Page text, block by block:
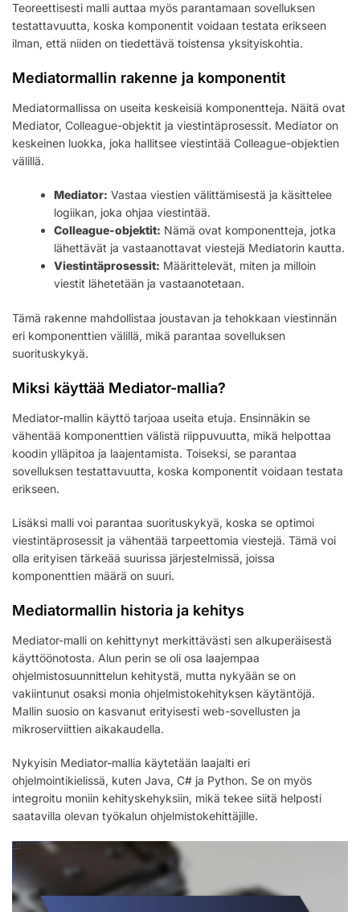
Teoreettisesti malli auttaa myös parantamaan sovelluksen
testattavuutta, koska komponentit voidaan testata erikseen
ilman, että niiden on tiedettävä toistensa yksityiskohtia.
Mediatormallin rakenne ja komponentit
Mediatormallissa on useita keskeisiä komponentteja. Näitä ovat
Mediator, Colleague-objektit ja viestintäprosessit. Mediator on
keskeinen luokka, joka hallitsee viestintää Colleague-objektien
välillä.
Mediator: Vastaa viestien välittämisestä ja käsittelee
logiikan, joka ohjaa viestintää.
Colleague-objektit: Nämä ovat komponentteja, jotka
lähettävät ja vastaanottavat viestejä Mediatorin kautta.
Viestintäprosessit: Määrittelevät, miten ja milloin
viestit lähetetään ja vastaanotetaan.
Tämä rakenne mahdollistaa joustavan ja tehokkaan viestinnän
eri komponenttien välillä, mikä parantaa sovelluksen
suorituskykyä.
Miksi käyttää Mediator-mallia?
Mediator-mallin käyttö tarjoaa useita etuja. Ensinnäkin se
vähentää komponenttien välistä riippuvuutta, mikä helpottaa
koodin ylläpitoa ja laajentamista. Toiseksi, se parantaa
sovelluksen testattavuutta, koska komponentit voidaan testata
erikseen.
Lisäksi malli voi parantaa suorituskykyä, koska se optimoi
viestintäprosessit ja vähentää tarpeettomia viestejä. Tämä voi
olla erityisen tärkeää suurissa järjestelmissä, joissa
komponenttien määrä on suuri.
Mediatormallin historia ja kehitys
Mediator-malli on kehittynyt merkittävästi sen alkuperäisestä
käyttöönotosta. Alun perin se oli osa laajempaa
ohjelmistosuunnittelun kehitystä, mutta nykyään se on
vakiintunut osaksi monia ohjelmistokehityksen käytäntöjä.
Mallin suosio on kasvanut erityisesti web-sovellusten ja
mikroserviittien aikakaudella.
Nykyisin Mediator-mallia käytetään laajalti eri
ohjelmointikielissä, kuten Java, C# ja Python. Se on myös
integroitu moniin kehityskehyksiin, mikä tekee siitä helposti
saatavilla olevan työkalun ohjelmistokehittäjille.